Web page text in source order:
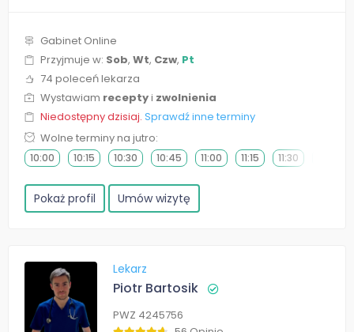
Gabinet Online
Przyjmuje w: Sob, Wt, Czw, Pt
74 poleceń lekarza
Wystawiam receptyi zwolnienia
Niedostępny dzisiaj. Sprawdź inne terminy
Wolne terminy na jutro:
10:00 10:15 10:30 10:45 11:00 11:15 11:30
Pokaż profil Umów wizytę
Lekarz
Piotr Bartosik
PWZ 4245756